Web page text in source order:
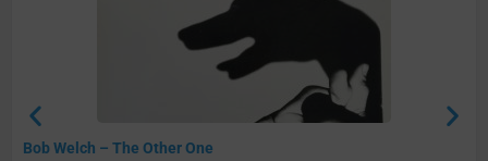
Bob Welch – The Other One